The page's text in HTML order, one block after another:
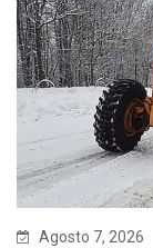
Agosto 7, 2026